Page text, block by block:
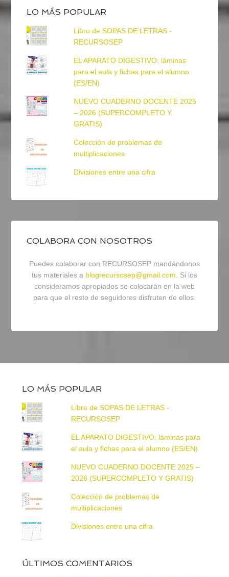
LO MÁS POPULAR
Libro de SOPAS DE LETRAS -
RECURSOSEP
EL APARATO DIGESTIVO: láminas
para el aula y fichas para el alumno
(ES/EN)
NUEVO CUADERNO DOCENTE 2025
– 2026 (SUPERCOMPLETO Y
GRATIS)
Colección de problemas de
multiplicaciones
Divisiones entre una cifra
COLABORA CON NOSOTROS
Puedes colaborar con RECURSOSEP mandándonos
tus materiales a blogrecursosep@gmail.com. Si los
consideramos apropiados se colocarán en la web
para que el resto de seguidores disfruten de ellos.
LO MÁS POPULAR
Libro de SOPAS DE LETRAS -
RECURSOSEP
EL APARATO DIGESTIVO: láminas para
el aula y fichas para el alumno (ES/EN)
NUEVO CUADERNO DOCENTE 2025 –
2026 (SUPERCOMPLETO Y GRATIS)
Colección de problemas de
multiplicaciones
Divisiones entre una cifra
ÚLTIMOS COMENTARIOS